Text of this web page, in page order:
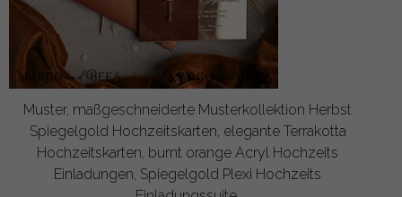
Muster, maßgeschneiderte Musterkollektion Herbst
Spiegelgold Hochzeitskarten, elegante Terrakotta
Hochzeitskarten, burnt orange Acryl Hochzeits
Einladungen, Spiegelgold Plexi Hochzeits